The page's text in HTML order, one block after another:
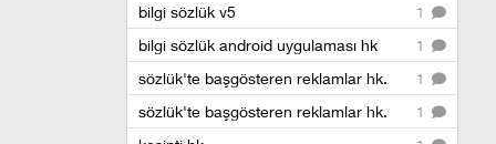
1
bilgi sözlük v5
1
bilgi sözlük android uygulaması hk
1
sözlük'te başgösteren reklamlar hk.
1
sözlük'te başgösteren reklamlar hk.